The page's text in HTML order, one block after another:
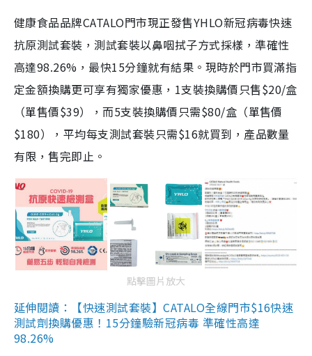
健康食品品牌CATALO門市現正發售YHLO新冠病毒快速
抗原測試套裝，測試套裝以鼻咽拭子方式採樣，準確性
高達98.26%，最快15分鐘就有結果。現時於門市買滿指
定金額換購更可享有獨家優惠，1支裝換購價只售$20/盒
（單售價$39），而5支裝換購價只需$80/盒（單售價
$180），平均每支測試套裝只需$16就買到，產品數量
有限，售完即止。
點擊圖片放大
延伸閱讀：【快速測試套裝】CATALO全線門市$16快速
測試劑換購優惠！15分鐘驗新冠病毒 準確性高達
98.26%